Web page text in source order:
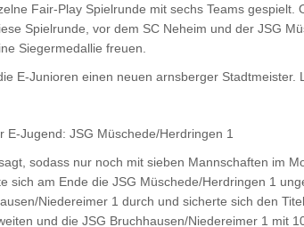
Fair-Play Spielrunde mit sechs Teams gespielt.
Spielrunde, vor dem SC Neheim und der JSG
Siegermedallie freuen.
E-Junioren einen neuen arnsberger Stadtmeister.
E-Jugend: JSG Müschede/Herdringen 1
sodass nur noch mit sieben Mannschaften im
sich am Ende die JSG Müschede/Herdringen 1
Niedereimer 1 durch und sicherte sich den
und die JSG Bruchhausen/Niedereimer 1 mit